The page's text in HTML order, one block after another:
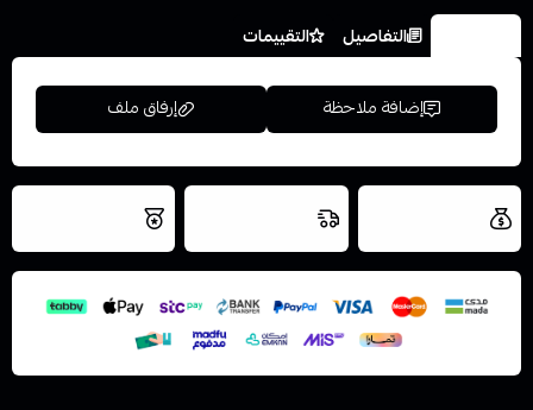
التفاصيل التقييمات
إضافة ملاحظة إرفاق ملف
اسحب و افلت الملف هنا
استعراض
نتميز بلجودة